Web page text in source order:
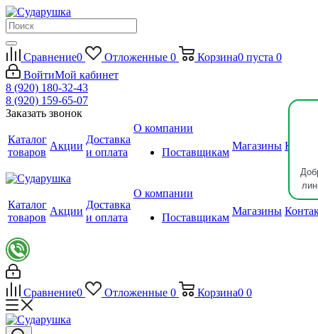
Сравнение0 Отложенные 0 Корзина0 пуста 0
ВойтиМой кабинет
8 (920) 180-32-43
8 (920) 159-65-07
Заказать звонок
Каталог
товаров
Акции
Доставка
и оплата
О компании
Поставщикам
Магазины
Каталог
товаров
Акции
Доставка
и оплата
О компании
Поставщикам
Магазины
Сравнение0 Отложенные 0 Корзина0 0